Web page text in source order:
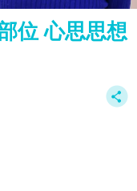
位 心思思想